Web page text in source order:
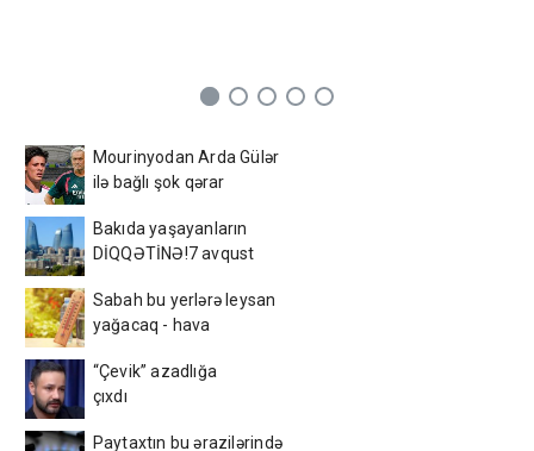
Mourinyodan Arda Gülər
ilə bağlı şok qərar
Bakıda yaşayanların
DİQQƏTİNƏ!7 avqust
etibarən...
Sabah bu yerlərə leysan
yağacaq - hava
“Çevik” azadlığa
çıxdı
Paytaxtın bu ərazilərində